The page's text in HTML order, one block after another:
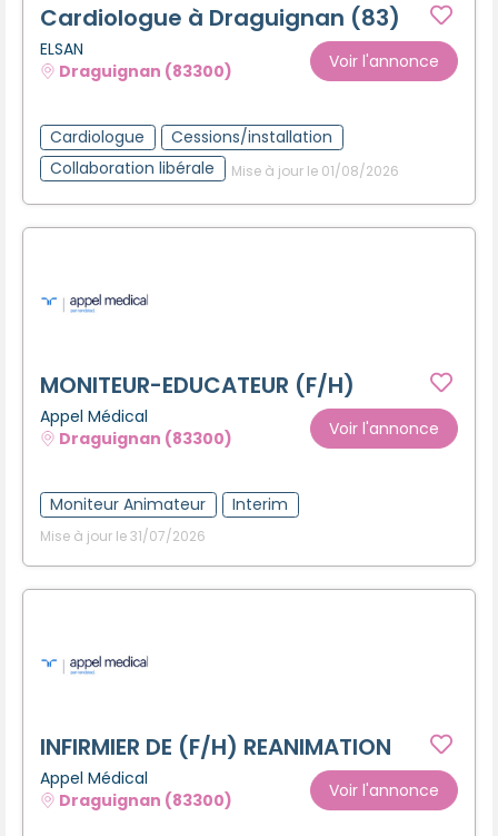
Cardiologue à Draguignan (83)
ELSAN
Draguignan (83300)
Voir l'annonce
Cardiologue
Cessions/installation
Collaboration libérale
Mise à jour le 01/08/2026
MONITEUR-EDUCATEUR (F/H)
Appel Médical
Draguignan (83300)
Voir l'annonce
Moniteur Animateur Interim
Mise à jour le 31/07/2026
INFIRMIER DE (F/H) REANIMATION
Appel Médical
Draguignan (83300)
Voir l'annonce